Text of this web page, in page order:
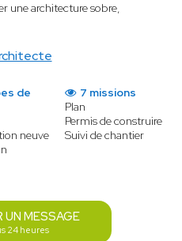
une architecture sobre,
de
neuve
7 missions
Plan
Permis de construire
Suivi de chantier
UN MESSAGE
24 heures